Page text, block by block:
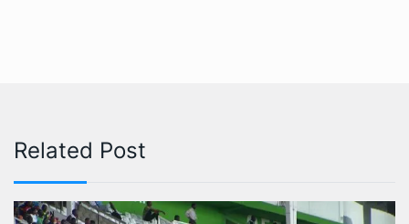
Related Post